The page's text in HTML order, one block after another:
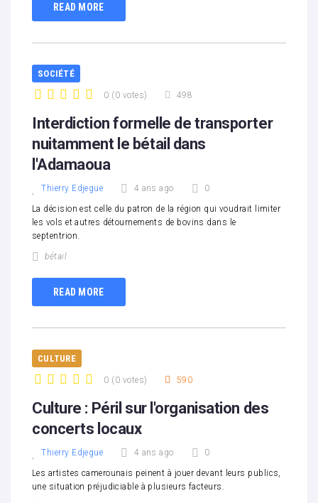
READ MORE
SOCIÉTÉ
0 ( 0 votes) 498
Interdiction formelle de transporter
nuitamment le bétail dans
l'Adamaoua
Thierry Edjegue 4 ans ago 0
La décision est celle du patron de la région qui voudrait limiter
les vols et autres détournements de bovins dans le
septentrion.
bétail
READ MORE
CULTURE
0 ( 0 votes) 590
Culture : Péril sur l'organisation des
concerts locaux
Thierry Edjegue 4 ans ago 0
Les artistes camerounais peinent à jouer devant leurs publics,
une situation préjudiciable à plusieurs facteurs.